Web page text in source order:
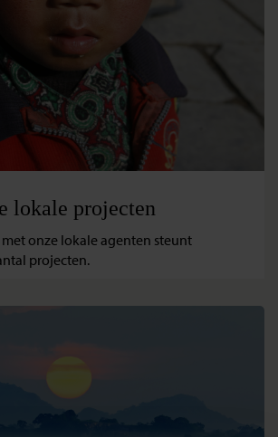
lokale projecten
onze lokale agenten steunt
projecten.